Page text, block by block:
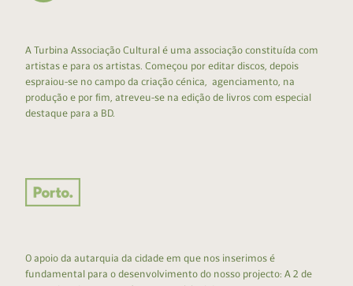
A Turbina Associação Cultural é uma associação constituída com
artistas e para os artistas. Começou por editar discos, depois
espraiou-se no campo da criação cénica, agenciamento, na
produção e por fim, atreveu-se na edição de livros com especial
destaque para a BD.
O apoio da autarquia da cidade em que nos inserimos é
fundamental para o desenvolvimento do nosso projecto: A 2 de